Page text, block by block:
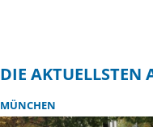
DIE AKTUELLSTEN
MÜNCHEN